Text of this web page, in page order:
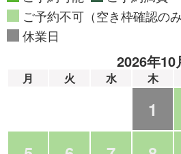
ご予約不可（空き枠確認の
休業日
2026年10
月 火 水 木
1